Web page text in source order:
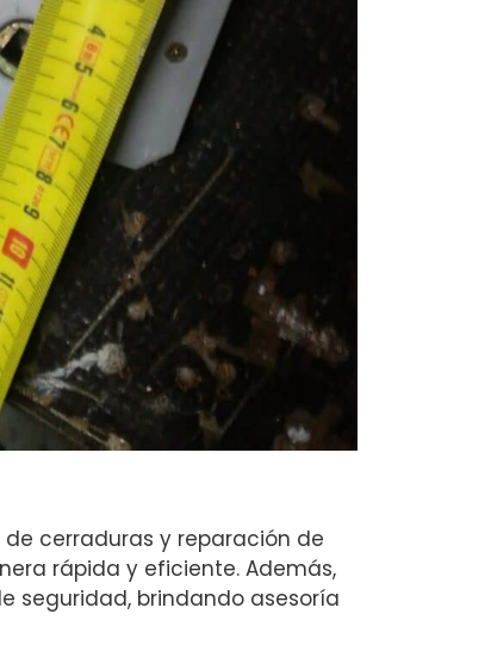
cerraduras y reparación de
rápida y eficiente. Además,
seguridad, brindando asesoría